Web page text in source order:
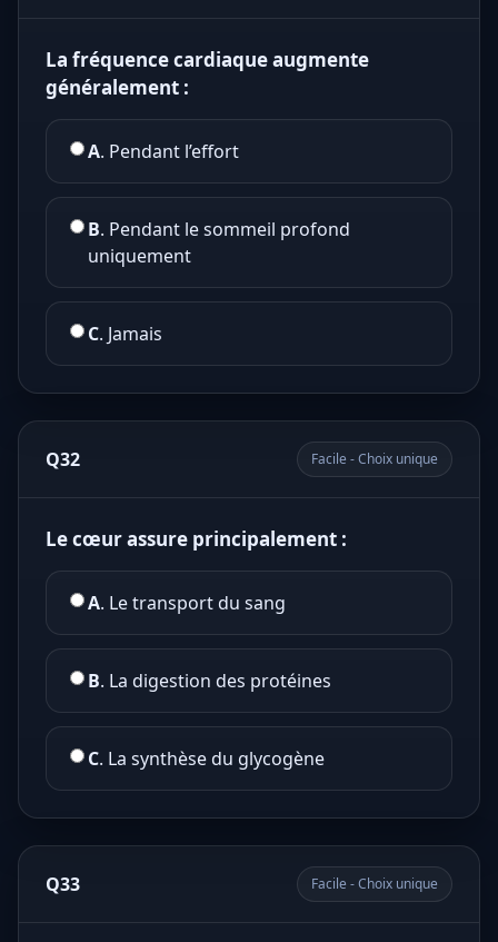
La fréquence cardiaque augmente
généralement :
A. Pendant l’effort
B. Pendant le sommeil profond
uniquement
C. Jamais
Q32 Facile - Choix unique
Le cœur assure principalement :
A. Le transport du sang
B. La digestion des protéines
C. La synthèse du glycogène
Q33 Facile - Choix unique